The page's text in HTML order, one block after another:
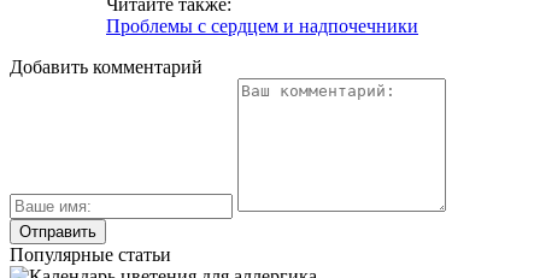
Читайте также:
Проблемы с сердцем и надпочечники
Добавить комментарий
Популярные статьи